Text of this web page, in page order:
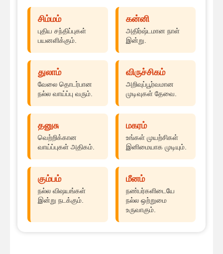
சிம்மம்
புதிய சந்திப்புகள்
பயனளிக்கும்.
கன்னி
அதிர்ஷ்டமான நாள்
இன்று.
துலாம்
வேலை தொடர்பான
நல்ல வாய்ப்பு வரும்.
விருச்சிகம்
அறிவுப்பூர்வமான
முடிவுகள் தேவை.
தனுசு
வெற்றிக்கான
வாய்ப்புகள் அதிகம்.
மகரம்
உங்கள் முயற்சிகள்
இனிமையாக முடியும்.
கும்பம்
நல்ல விஷயங்கள்
இன்று நடக்கும்.
மீனம்
நண்பர்களிடையே
நல்ல ஒற்றுமை
உருவாகும்.